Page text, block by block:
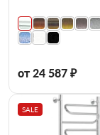
от 24 587 ₽
SALE